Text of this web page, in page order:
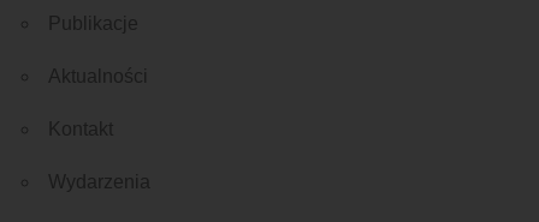
Publikacje
Aktualności
Kontakt
Wydarzenia